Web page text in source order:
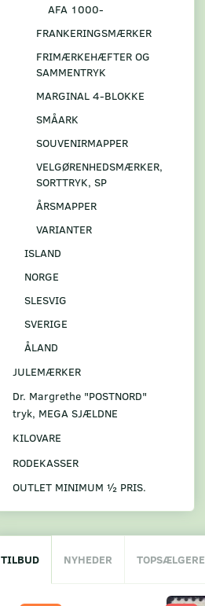
AFA 1000-
FRANKERINGSMÆRKER
FRIMÆRKEHÆFTER OG
SAMMENTRYK
MARGINAL 4-BLOKKE
SMÅARK
SOUVENIRMAPPER
VELGØRENHEDSMÆRKER,
SORTTRYK, SP
ÅRSMAPPER
VARIANTER
ISLAND
NORGE
SLESVIG
SVERIGE
ÅLAND
JULEMÆRKER
Dr. Margrethe "POSTNORD"
tryk, MEGA SJÆLDNE
KILOVARE
RODEKASSER
OUTLET MINIMUM ½ PRIS.
TILBUD NYHEDER TOPSÆLGERE